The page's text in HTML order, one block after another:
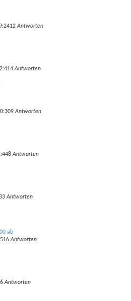
12Antworten
4Antworten
9Antworten
8Antworten
3Antworten
ab
6Antworten
6Antworten